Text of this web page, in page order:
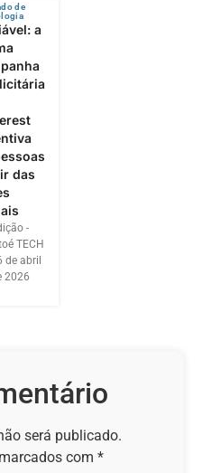
de
a
das
-
TECH
de abril
2026
será publicado.
com *